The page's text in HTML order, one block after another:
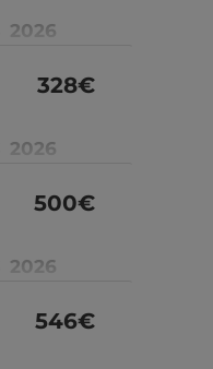
2026
328€
2026
500€
2026
546€